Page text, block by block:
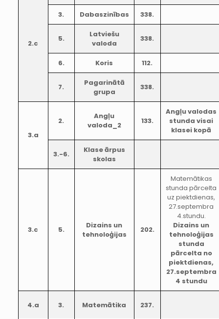
2.c
3. Dabaszinības 338.
5.
Latviešu
valoda
338.
6. Koris 112.
7.
Pagarinātā
grupa
338.
3.a
2.
Angļu
valoda_2
133.
Angļu valodas
stunda visai
klasei kopā
3.-6.
Klase ārpus
skolas
3.c 5.
Dizains un
tehnoloģijas
202.
Matemātikas
stunda pārcelta
uz piektdienas,
27.septembra
4.stundu.
Dizains un
tehnoloģijas
stunda
pārcelta no
piektdienas,
27.septembra
4 stundu
4.a 3. Matemātika 237.